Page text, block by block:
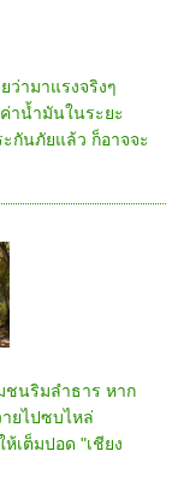
ว่ามาแรงจริงๆ
าน้ำมันในระยะ
กันภัยแล้ว ก็อาจจะ
ชนริมลำธาร หาก
ยไปซบไหล่
เต็มปอด "เชียง